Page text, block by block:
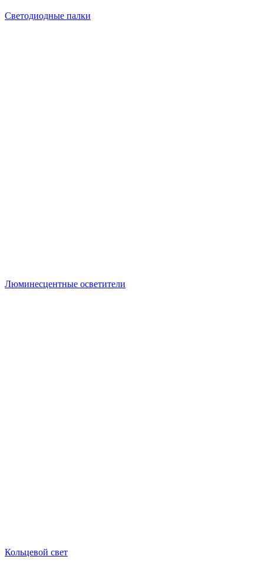
Светодиодные палки
Люминесцентные осветители
Кольцевой свет